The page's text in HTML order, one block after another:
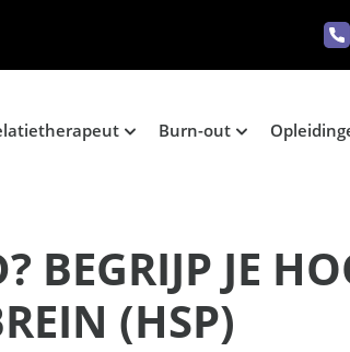
Burn-out
BEGRIJP JE
(HSP)